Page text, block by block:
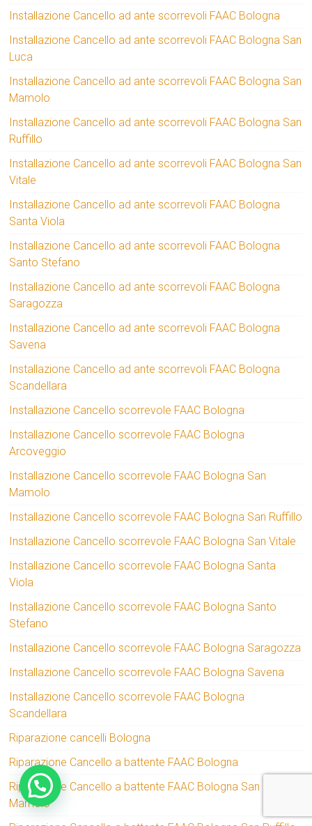
Installazione Cancello ad ante scorrevoli FAAC Bologna
Installazione Cancello ad ante scorrevoli FAAC Bologna San
Luca
Installazione Cancello ad ante scorrevoli FAAC Bologna San
Mamolo
Installazione Cancello ad ante scorrevoli FAAC Bologna San
Ruffillo
Installazione Cancello ad ante scorrevoli FAAC Bologna San
Vitale
Installazione Cancello ad ante scorrevoli FAAC Bologna
Santa Viola
Installazione Cancello ad ante scorrevoli FAAC Bologna
Santo Stefano
Installazione Cancello ad ante scorrevoli FAAC Bologna
Saragozza
Installazione Cancello ad ante scorrevoli FAAC Bologna
Savena
Installazione Cancello ad ante scorrevoli FAAC Bologna
Scandellara
Installazione Cancello scorrevole FAAC Bologna
Installazione Cancello scorrevole FAAC Bologna
Arcoveggio
Installazione Cancello scorrevole FAAC Bologna San
Mamolo
Installazione Cancello scorrevole FAAC Bologna San Ruffillo
Installazione Cancello scorrevole FAAC Bologna San Vitale
Installazione Cancello scorrevole FAAC Bologna Santa
Viola
Installazione Cancello scorrevole FAAC Bologna Santo
Stefano
Installazione Cancello scorrevole FAAC Bologna Saragozza
Installazione Cancello scorrevole FAAC Bologna Savena
Installazione Cancello scorrevole FAAC Bologna
Scandellara
Riparazione cancelli Bologna
Riparazione Cancello a battente FAAC Bologna
Riparazione Cancello a battente FAAC Bologna San
Mamolo